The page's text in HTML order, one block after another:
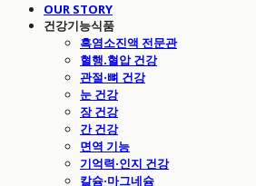
OUR STORY
건강기능식품
흑염소진액 전문관
혈행.혈압 건강
관절·뼈 건강
눈 건강
장 건강
간 건강
면역 기능
기억력·인지 건강
칼슘·마그네슘